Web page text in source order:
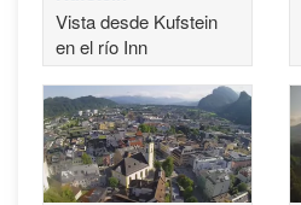
Vista desde Kufstein
en el río Inn